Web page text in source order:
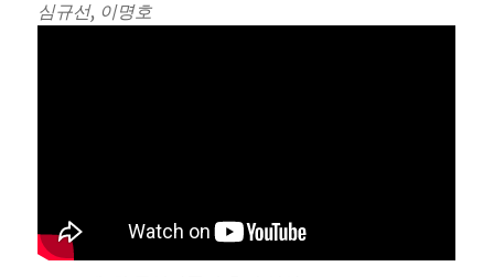
심규선, 이명호